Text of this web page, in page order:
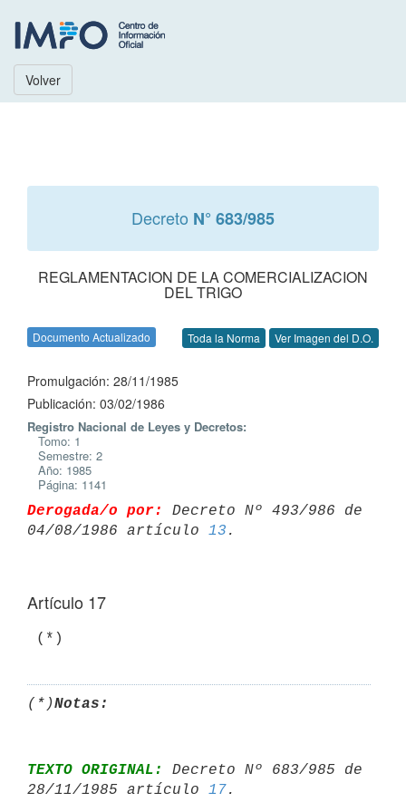
Volver
Decreto N° 683/985
REGLAMENTACION DE LA COMERCIALIZACION
DEL TRIGO
Documento Actualizado Toda la Norma Ver Imagen del D.O.
Promulgación: 28/11/1985
Publicación: 03/02/1986
Registro Nacional de Leyes y Decretos:
Tomo: 1
Semestre: 2
Año: 1985
Página: 1141
Derogada/o por:
Decreto Nº 493/986 de
04/08/1986 artículo 13
Artículo 17
(*)Notas:
TEXTO ORIGINAL:
Decreto Nº 683/985 de
28/11/1985 artículo 17